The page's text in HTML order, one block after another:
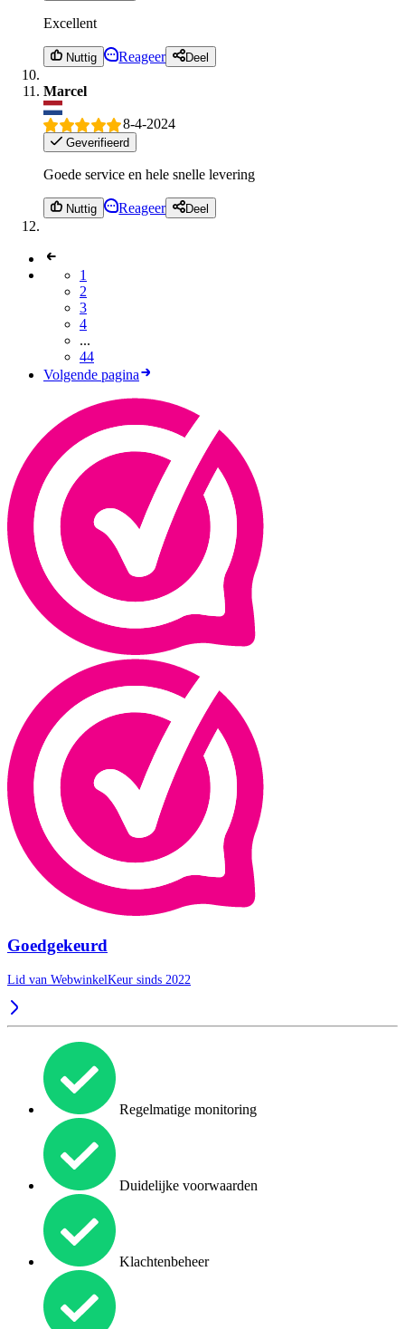
Excellent
Nuttig Reageer Deel
Marcel
8-4-2024
Geverifieerd
Goede service en hele snelle levering
Nuttig Reageer Deel
1
2
3
4
...
44
Volgende pagina
Goedgekeurd
Lid van WebwinkelKeur sinds 2022
Regelmatige monitoring
Duidelijke voorwaarden
Klachtenbeheer